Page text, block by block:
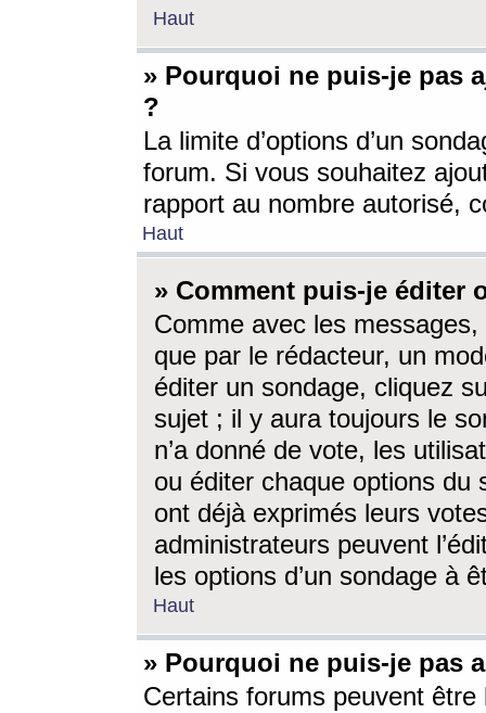
Haut
» Pourquoi ne puis-je pas
?
La limite d’options d’un
forum. Si vous souhaitez
rapport au nombre autorisé,
Haut
» Comment puis-je éditer
Comme avec les
que par le rédacteur, un
éditer un sondage, cliquez
sujet ; il y aura toujours le
n’a donné de vote, les
ou éditer chaque options du
ont déjà exprimés leurs
administrateurs peuvent
les options d’un sondage à
Haut
» Pourquoi ne puis-je pas
Certains forums peuvent être